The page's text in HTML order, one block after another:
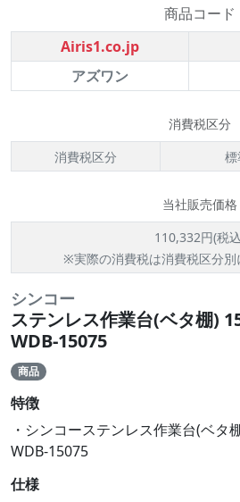
商品コード
Airis1.co.jp
アズワン
消費税区分
消費税区分
標
当社販売価格
110,332円(税
※実際の消費税は消費税区分別
シンコー
ステンレス作業台(ベタ棚)
WDB-15075
商品
特徴
・シンコーステンレス作業台(ベタ
WDB-15075
仕様